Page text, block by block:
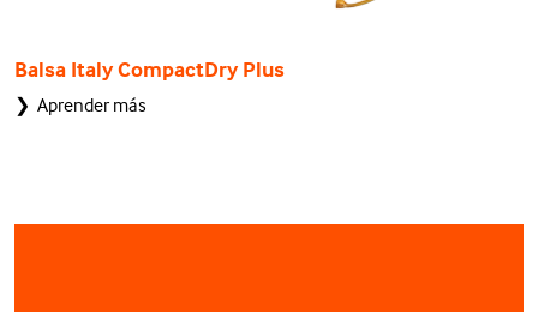
Balsa Italy CompactDry Plus
❯ Aprender más